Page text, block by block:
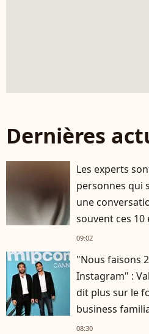
Dernières
Les experts
personnes qui
une
souvent ces
09:02
"Nous faisons
Instagram" :
dit plus sur le
business
08:30